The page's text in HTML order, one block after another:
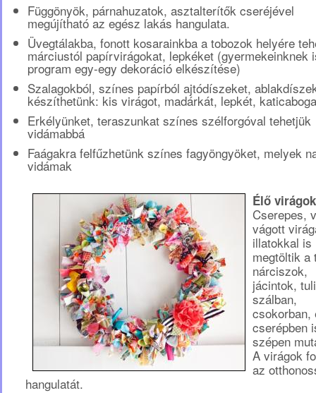
Függönyök, párnahuzatok, asztalterítők cseréjével
megújítható az egész lakás hangulata.
Üvegtálakba, fonott kosarainkba a tobozok helyére
márciustól papírvirágokat, lepkéket (gyermekeinknek
program egy-egy dekoráció elkészítése)
Szalagokból, színes papírból ajtódíszeket,
készíthetünk: kis virágot, madárkát, lepkét,
Erkélyünket, teraszunkat színes szélforgóval tehetjük
vidámabbá
Faágakra felfűzhetünk színes fagyöngyöket, melyek
vidámak
Élő
Cserepes,
vágott
illatokkal is
megtöltik a
nárciszok,
jácintok,
szálban,
csokorban,
cserépben
szépen
A virágok
az
hangulatát.